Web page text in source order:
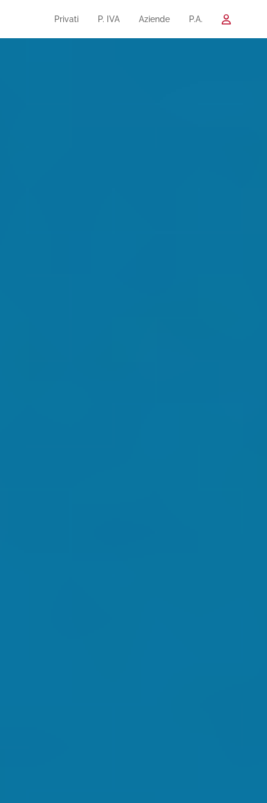
Privati P. IVA Aziende P.A.